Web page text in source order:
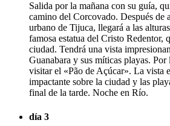
Salida por la mañana con su guía,
camino del Corcovado. Después de
urbano de Tijuca, llegará a las
famosa estatua del Cristo Redentor,
ciudad. Tendrá una vista
Guanabara y sus míticas playas. Por
visitar el «Pão de Açúcar». La vista
impactante sobre la ciudad y las
final de la tarde. Noche en Río.
día 3